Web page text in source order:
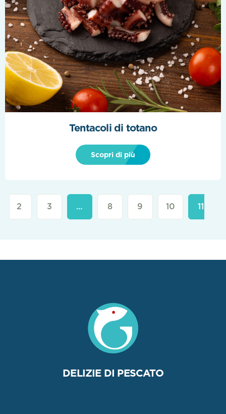
Tentacoli di totano
Scopri di più
2 3 … 8 9 10 11
DELIZIE DI PESCATO